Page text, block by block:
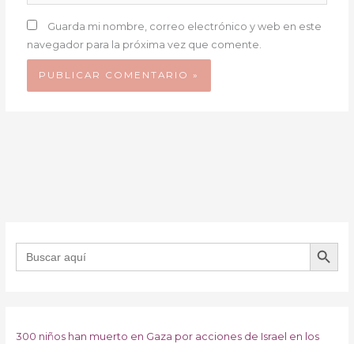
Guarda mi nombre, correo electrónico y web en este
navegador para la próxima vez que comente.
Buscar: BOTÓN DE
300 niños han muerto en Gaza por acciones de Israel en los